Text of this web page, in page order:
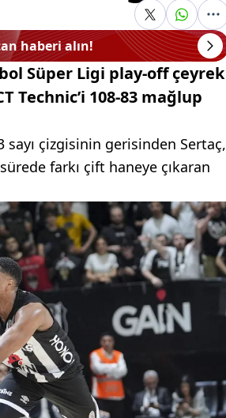
haberi alın!
Süper Ligi play-off çeyrek
Technic’i 108-83 mağlup
sayı çizgisinin gerisinden Sertaç,
farkı çift haneye çıkaran